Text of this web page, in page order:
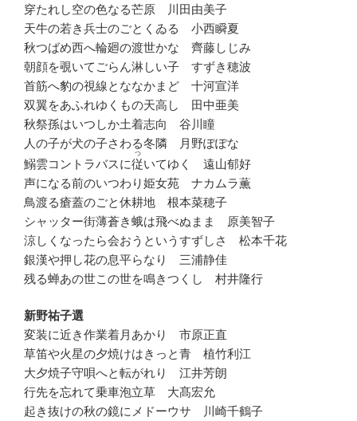
穿たれし空の色なる芒原 川田由美子
天牛の若き兵士のごとくゐる 小西瞬夏
秋つばめ西へ輪廻の渡世かな 齊藤しじみ
朝顔を覗いてごらん淋しい子 すずき穂波
首筋へ豹の視線とななかまど 十河宣洋
双翼をあふれゆくもの天高し 田中亜美
秋祭孫はいつしか土着志向 谷川瞳
人の子が犬の子さわる冬隣 月野ぽぽな
鰯雲コントラバスに従
つ
いてゆく 遠山郁好
声になる前のいつわり姫女苑 ナカムラ薫
鳥渡る瘡蓋のごと休耕地 根本菜穂子
シャッター街薄蒼き蛾は飛べぬまま 原美智子
涼しくなったら会おうというすずしさ 松本千花
銀漢や押し花の息平らなり 三浦静佳
残る蝉あの世この世を鳴きつくし 村井隆行
新野祐子選
変装に近き作業着月あかり 市原正直
草笛や火星の夕焼けはきっと青 植竹利江
大夕焼子守唄へと転がれり 江井芳朗
行先を忘れて乗車泡立草 大髙宏允
起き抜けの秋の鏡にメドーウサ 川崎千鶴子